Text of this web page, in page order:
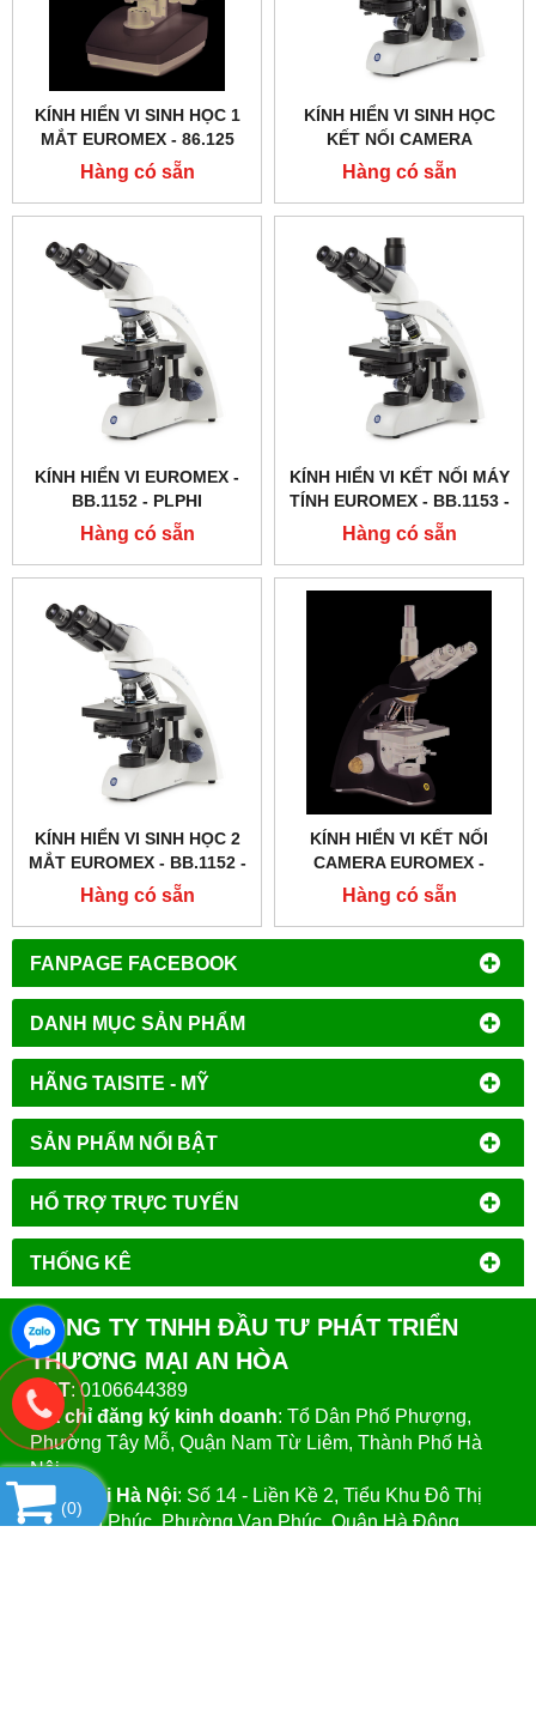
FANPAGE FACEBOOK
DANH MỤC SẢN PHẨM
HÃNG TAISITE - MỸ
SẢN PHẨM NỔI BẬT
HỔ TRỢ TRỰC TUYẾN
THỐNG KÊ
KÍNH HIỂN VI SINH HỌC 1
MẮT EUROMEX - 86.125
Hàng có sẵn
KÍNH HIỂN VI SINH HỌC
KẾT NỐI CAMERA
EUROMEX - BB.1153 ‑
PLPHI
Hàng có sẵn
KÍNH HIỂN VI EUROMEX -
BB.1152 ‑ PLPHI
Hàng có sẵn
KÍNH HIỂN VI KẾT NỐI MÁY
TÍNH EUROMEX - BB.1153 ‑
PLPH
Hàng có sẵn
KÍNH HIỂN VI SINH HỌC 2
MẮT EUROMEX - BB.1152 ‑
PLPH
Hàng có sẵn
KÍNH HIỂN VI KẾT NỐI
CAMERA EUROMEX -
BB.1153 ‑ PLI
Hàng có sẵn
CÔNG TY TNHH ĐẦU TƯ PHÁT TRIỂN
THƯƠNG MẠI AN HÒA
MST: 0106644389
Địa chỉ đăng ký kinh doanh: Tổ Dân Phố Phượng,
Phường Tây Mỗ, Quận Nam Từ Liêm, Thành Phố Hà
Nội.
VPGD tại Hà Nội: Số 14 - Liền Kề 2, Tiểu Khu Đô Thị
Mới Vạn Phúc, Phường Vạn Phúc, Quận Hà Đông,
(0)